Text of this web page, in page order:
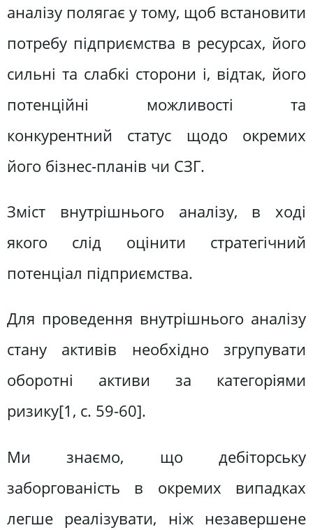
аналізу полягає у тому, щоб встановити
потребу підприємства в ресурсах, його
сильні та слабкі сторони і, відтак, його
потенційні можливості та
конкурентний статус щодо окремих
його бізнес-планів чи СЗГ.
Зміст внутрішнього аналізу, в ході
якого слід оцінити стратегічний
потенціал підприємства.
Для проведення внутрішнього аналізу
стану активів необхідно згрупувати
оборотні активи за категоріями
ризику[1, c. 59-60].
Ми знаємо, що дебіторську
заборгованість в окремих випадках
легше реалізувати, ніж незавершене